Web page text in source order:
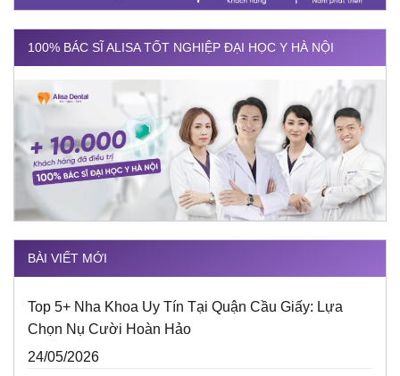
100% BÁC SĨ ALISA TỐT NGHIỆP ĐẠI HỌC Y HÀ NỘI
BÀI VIẾT MỚI
Top 5+ Nha Khoa Uy Tín Tại Quận Cầu Giấy: Lựa
Chọn Nụ Cười Hoàn Hảo
24/05/2026